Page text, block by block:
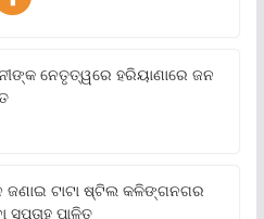
ନେତୃତ୍ୱରେ ହରିୟାଣାରେ ଜନ
ଜଣାଇ ଟାଟା ଷ୍ଟିଲ କଳିଙ୍ଗନଗର
ପାଳିତ